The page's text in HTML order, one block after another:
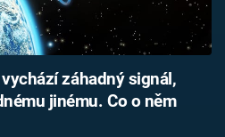
záhadný signál,
jinému. Co o něm